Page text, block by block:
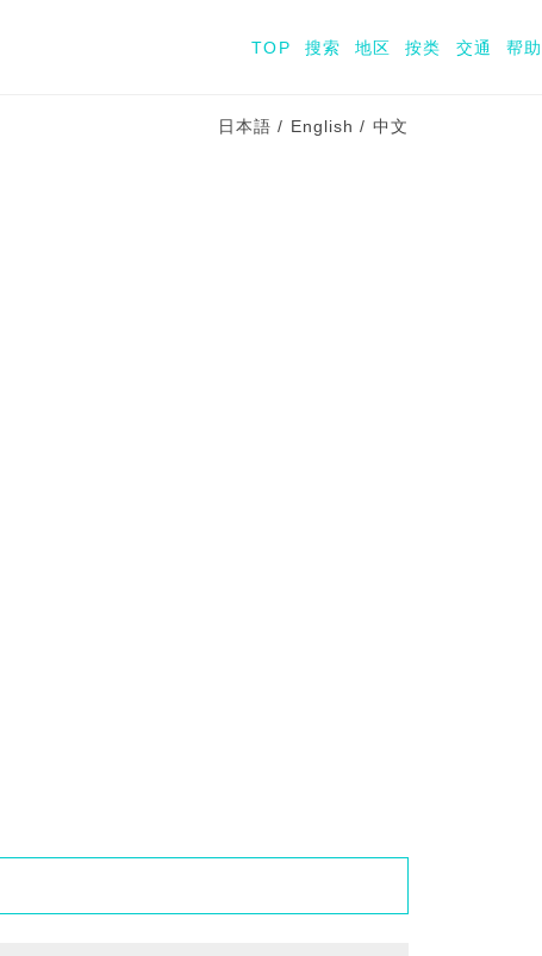
TOP 搜索 地区 按类 交通 帮助
日本語 / English / 中文